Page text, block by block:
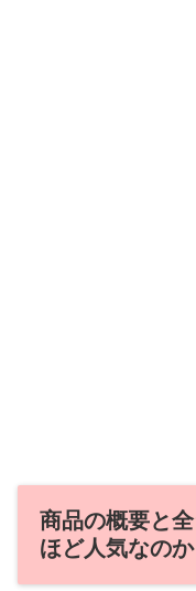
商品の概要と
ほど人気なのか